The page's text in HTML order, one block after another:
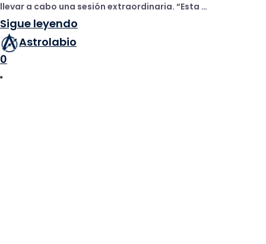
llevar a cabo una sesión extraordinaria. “Esta …
Sigue leyendo
Astrolabio
0